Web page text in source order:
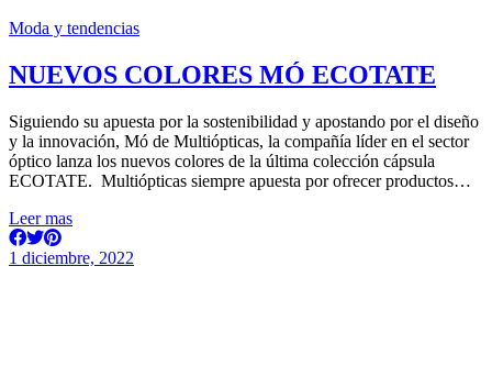
Moda y tendencias
NUEVOS COLORES MÓ ECOTATE
Siguiendo su apuesta por la sostenibilidad y apostando por el diseño
y la innovación, Mó de Multiópticas, la compañía líder en el sector
óptico lanza los nuevos colores de la última colección cápsula
ECOTATE. Multiópticas siempre apuesta por ofrecer productos…
Leer mas
1 diciembre, 2022